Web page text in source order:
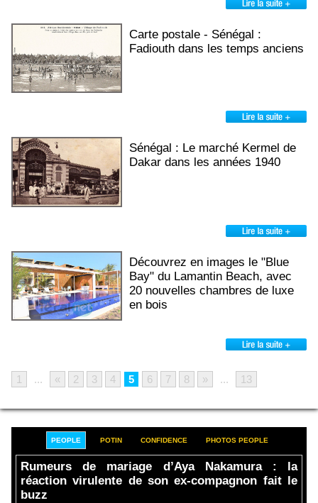
Carte postale - Sénégal :
Fadiouth dans les temps anciens
Sénégal : Le marché Kermel de
Dakar dans les années 1940
Découvrez en images le "Blue
Bay" du Lamantin Beach, avec
20 nouvelles chambres de luxe
en bois
1 ... « 2 3 4 5 6 7 8 » ... 13
PEOPLE POTIN CONFIDENCE PHOTOS PEOPLE
Rumeurs de mariage d’Aya Nakamura : la
réaction virulente de son ex-compagnon fait le
buzz